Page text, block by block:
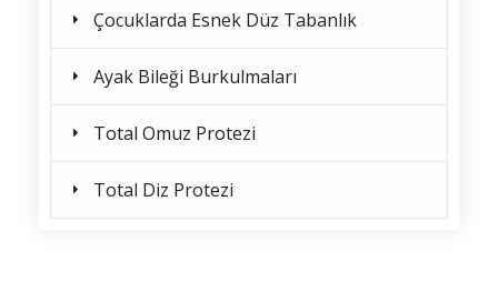
Çocuklarda Esnek Düz Tabanlık
Ayak Bileği Burkulmaları
Total Omuz Protezi
Total Diz Protezi